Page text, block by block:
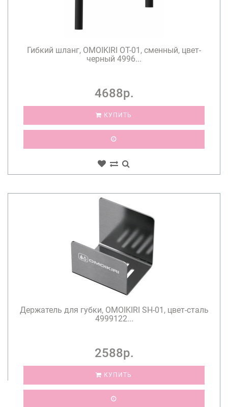
Гибкий шланг, OMOIKIRI OT-01, сменный, цвет-
черный 4996...
4688р.
КУПИТЬ
Держатель для губки, OMOIKIRI SH-01, цвет-сталь
4999122...
2588р.
КУПИТЬ